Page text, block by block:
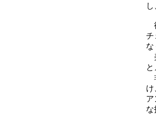
チ
な
け
ア
な